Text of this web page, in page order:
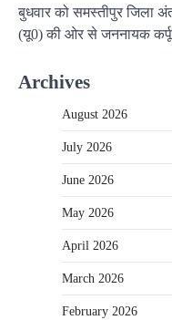
बुधवार को समस्तीपुर जिला
(यू0) की ओर से जननायक
Archives
August 2026
July 2026
June 2026
May 2026
April 2026
March 2026
February 2026